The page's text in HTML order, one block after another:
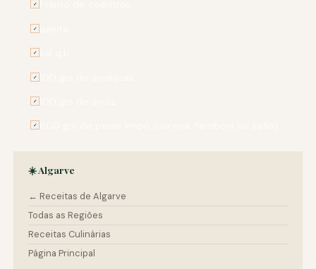
✓
✓
✓
✓
✓
✓
☀️ Algarve
← Receitas de Algarve
Todas as Regiões
Receitas Culinárias
Página Principal